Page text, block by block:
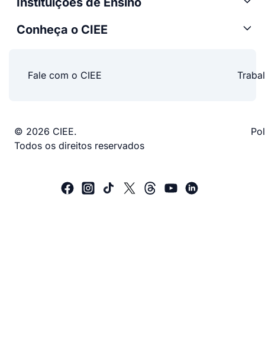
Conheça o CIEE
Fale com o CIEE
© 2026 CIEE.
Todos os direitos reservados